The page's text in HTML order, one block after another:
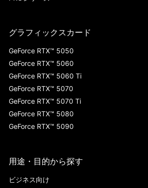
グラフィックスカード
GeForce RTX™ 5050
GeForce RTX™ 5060
GeForce RTX™ 5060 Ti
GeForce RTX™ 5070
GeForce RTX™ 5070 Ti
GeForce RTX™ 5080
GeForce RTX™ 5090
用途・目的から探す
ビジネス向け